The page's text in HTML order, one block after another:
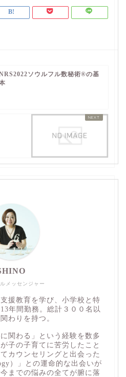
ソウルフル数秘術®︎の基
メッセンジャー
援教育を学び、小学校と特
年間勤務。総計３００名以
わりを持つ。
関わる」という経験を数多
子の子育てに苦労したこと
カウンセリングと出会った
）」との運命的な出会いが
までの悩みの全てが腑に落